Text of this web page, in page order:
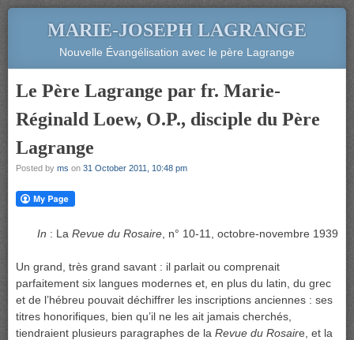
MARIE-JOSEPH LAGRANGE
Nouvelle Évangélisation avec le père Lagrange
Le Père Lagrange par fr. Marie-
Réginald Loew, O.P., disciple du Père
Lagrange
Posted by ms on 31 October 2011, 10:48 pm
In : La Revue du Rosaire , n° 10-11, octobre-novembre 1939
Un grand, très grand savant : il parlait ou comprenait
parfaitement six langues modernes et, en plus du latin, du grec
et de l’hébreu pouvait déchiffrer les inscriptions anciennes : ses
titres honorifiques, bien qu’il ne les ait jamais cherchés,
tiendraient plusieurs paragraphes de la Revue du Rosaire, et la